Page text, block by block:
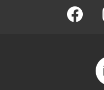
facebook